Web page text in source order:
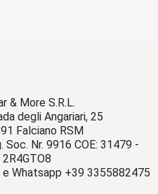
& More S.R.L.
degli Angariari, 25
Falciano RSM
Soc. Nr. 9916 COE: 31479 -
2R4GTO8
e Whatsapp +39 3355882475